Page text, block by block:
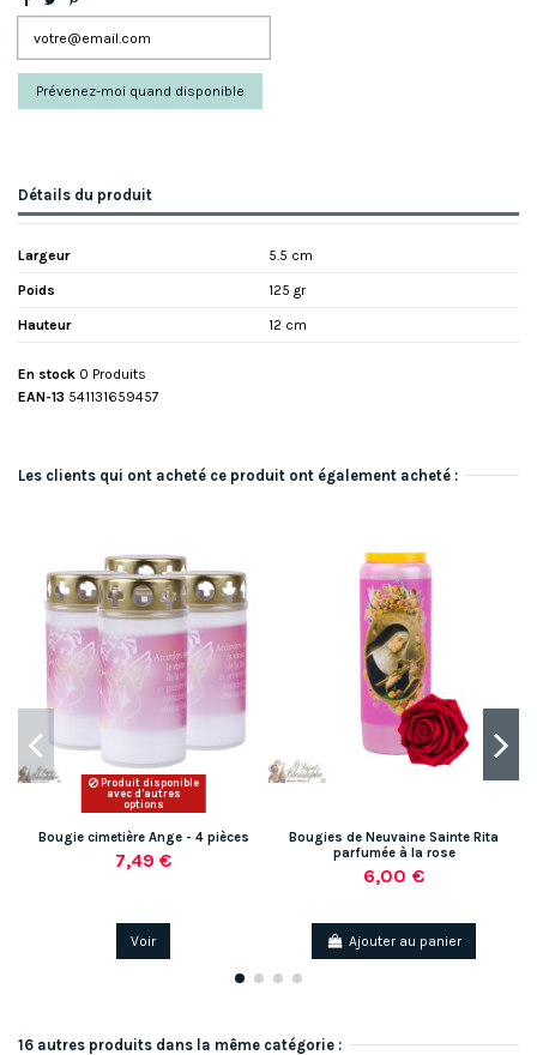
Détails du produit
Largeur 5.5 cm
Poids 125 gr
Hauteur 12 cm
En stock 0 Produits
EAN-13 541131659457
Les clients qui ont acheté ce produit ont également acheté :
Produit disponible
avec d'autres
options
Bougie cimetière Ange - 4 pièces
7,49 €
Voir
Bougies de Neuvaine Sainte Rita
parfumée à la rose
6,00 €
Ajouter au panier
16 autres produits dans la même catégorie :